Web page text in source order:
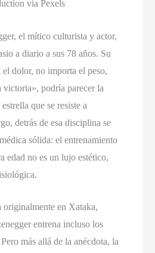
via Pexels
el mítico culturista y actor,
a diario a sus 78 años. Su
dolor, no importa el peso,
victoria», podría parecer la
que se resiste a
detrás de esa disciplina se
sólida: el entrenamiento
edad no es un lujo estético,
en Xataka,
entrena incluso los
más allá de la anécdota, la